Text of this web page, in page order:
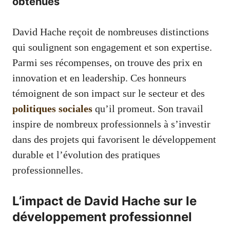
David Hache reçoit de nombreuses distinctions
qui soulignent son engagement et son expertise.
Parmi ses récompenses, on trouve des prix en
innovation et en leadership. Ces honneurs
témoignent de son impact sur le secteur et des
politiques sociales qu’il promeut. Son travail
inspire de nombreux professionnels à s’investir
dans des projets qui favorisent le développement
durable et l’évolution des pratiques
professionnelles.
L’impact de David Hache sur le
développement professionnel